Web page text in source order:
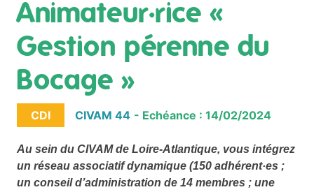
Animateur·rice «
Gestion pérenne du
Bocage »
CDI CIVAM 44 - Echéance : 14/02/2024
Au sein du CIVAM de Loire-Atlantique, vous intégrez
un réseau associatif dynamique (150 adhérent·es ;
un conseil d’administration de 14 membres ; une